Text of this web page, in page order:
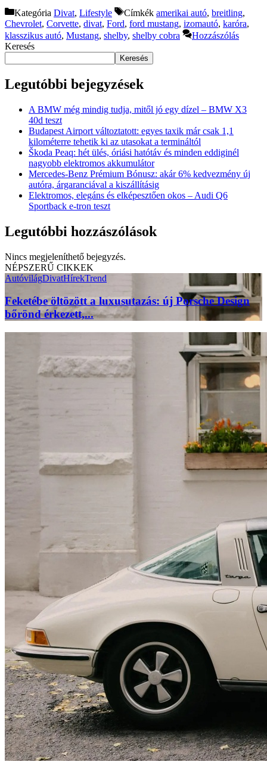
Kategória Divat, Lifestyle Címkék amerikai autó, breitling,
Chevrolet, Corvette, divat, Ford, ford mustang, izomautó, karóra,
klasszikus autó, Mustang, shelby, shelby cobra
Hozzászólás
Keresés
Keresés
Legutóbbi bejegyzések
A BMW még mindig tudja, mitől jó egy dízel – BMW X3
40d teszt
Budapest Airport változtatott: egyes taxik már csak 1,1
kilométerre tehetik ki az utasokat a termináltól
Škoda Peaq: hét ülés, óriási hatótáv és minden eddiginél
nagyobb elektromos akkumulátor
Mercedes-Benz Prémium Bónusz: akár 6% kedvezmény új
autóra, árgaranciával a kiszállításig
Elektromos, elegáns és elképesztően okos – Audi Q6
Sportback e-tron teszt
Legutóbbi hozzászólások
Nincs megjeleníthető bejegyzés.
NÉPSZERŰ CIKKEK
AutóvilágDivatHírekTrend
Feketébe öltözött a luxusutazás: új Porsche Design
bőrönd érkezett,...